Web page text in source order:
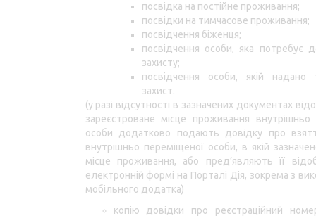
посвідка на постійне проживання;
посвідки на тимчасове проживання;
посвідчення біженця;
посвідчення особи, яка потребує
захисту;
посвідчення особи, якій надано
захист.
(у разі відсутності в зазначених документах
зареєстроване місце проживання внутрішньо
особи додатково подають довідку про
внутрішньо переміщеної особи, в якій
місце проживання, або пред’являють її
електронній формі на Порталі Дія, зокрема з
мобільного додатка)
копію довідки про реєстраційний